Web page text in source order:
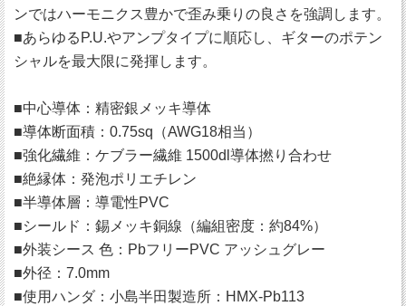
ンではハーモニクス豊かで歪み乗りの良さを強調します。
■あらゆるP.U.やアンプタイプに順応し、ギターのポテン
シャルを最大限に発揮します。
■中心導体：精密銀メッキ導体
■導体断面積：0.75sq（AWG18相当）
■強化繊維：ケブラー繊維 1500dl導体撚り合わせ
■絶縁体：発泡ポリエチレン
■半導体層：導電性PVC
■シールド：錫メッキ銅線（編組密度：約84%）
■外装シース 色：PbフリーPVC アッシュグレー
■外径：7.0mm
■使用ハンダ：小島半田製造所：HMX-Pb113